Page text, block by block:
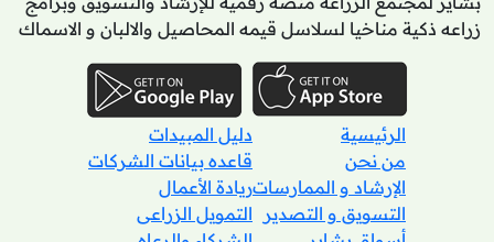
زراعه ذكية مناخيا لسلاسل قيمه المحاصيل والالبان و الاسماك
الرئيسية
من نحن
الإرشاد و الممارسات
التسويق و التصدير
دليل المبيدات
قاعده بيانات الشركات
ريادة الأعمال
التمويل الزراعى